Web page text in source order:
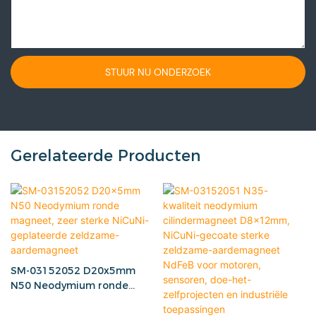
STUUR NU ONDERZOEK
Gerelateerde Producten
SM-03152052 D20x5mm
N50 Neodymium ronde